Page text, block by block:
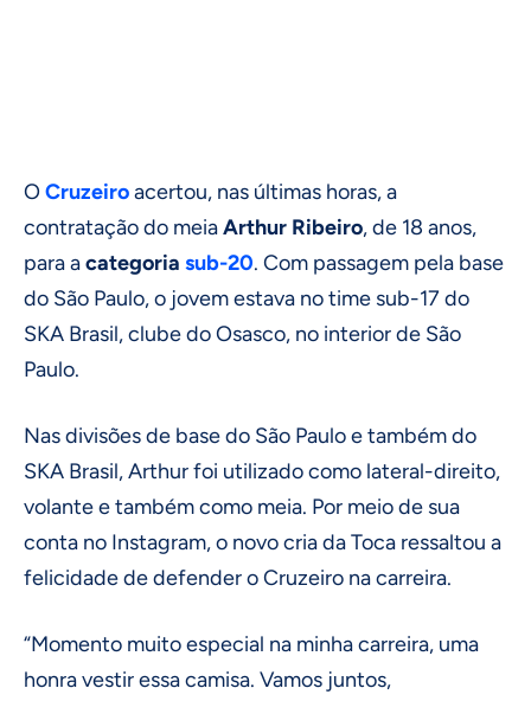
OCruzeiroacertou, nas últimas horas, a
contratação do meiaArthur Ribeiro, de 18 anos,
para acategoria sub-20. Com passagem pela base
do São Paulo, o jovem estava no time sub-17 do
SKA Brasil, clube do Osasco, no interior de São
Paulo.
Nas divisões de base do São Paulo e também do
SKA Brasil, Arthur foi utilizado como lateral-direito,
volante e também como meia. Por meio de sua
conta no Instagram, o novo cria da Toca ressaltou a
felicidade de defender o Cruzeiro na carreira.
“Momento muito especial na minha carreira, uma
honra vestir essa camisa. Vamos juntos,